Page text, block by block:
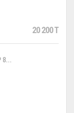
20 200 T